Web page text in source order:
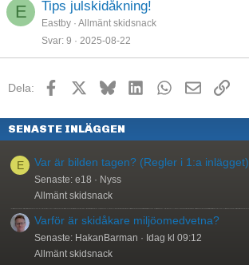
E Tips julskidåkning!
Eastby
Allmänt skidsnack
Svar 9 2025-08-22
Dela: Facebook BlueskyLinkedInWhatsApp
E-postLänk
SENASTE INLÄGGEN
E Var är bilden tagen? (Regler i 1:a inlägget)
Senaste: e18
Nyss
Allmänt skidsnack
Varför är skidåkare miljöomedvetna?
Senaste: HakanBarman
Idag kl 09:12
Allmänt skidsnack